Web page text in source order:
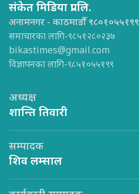
संकेत मिडिया प्रा.लि.
अनामनगर - काठमाडौँ ९८०१०५५१९९
समाचारका लागि-९८५१२८०२३७
bikastimes@gmail.com
विज्ञापनका लागि-९८५१०५५१९९
अध्यक्ष
शान्ति तिवारी
सम्पादक
शिव लम्साल